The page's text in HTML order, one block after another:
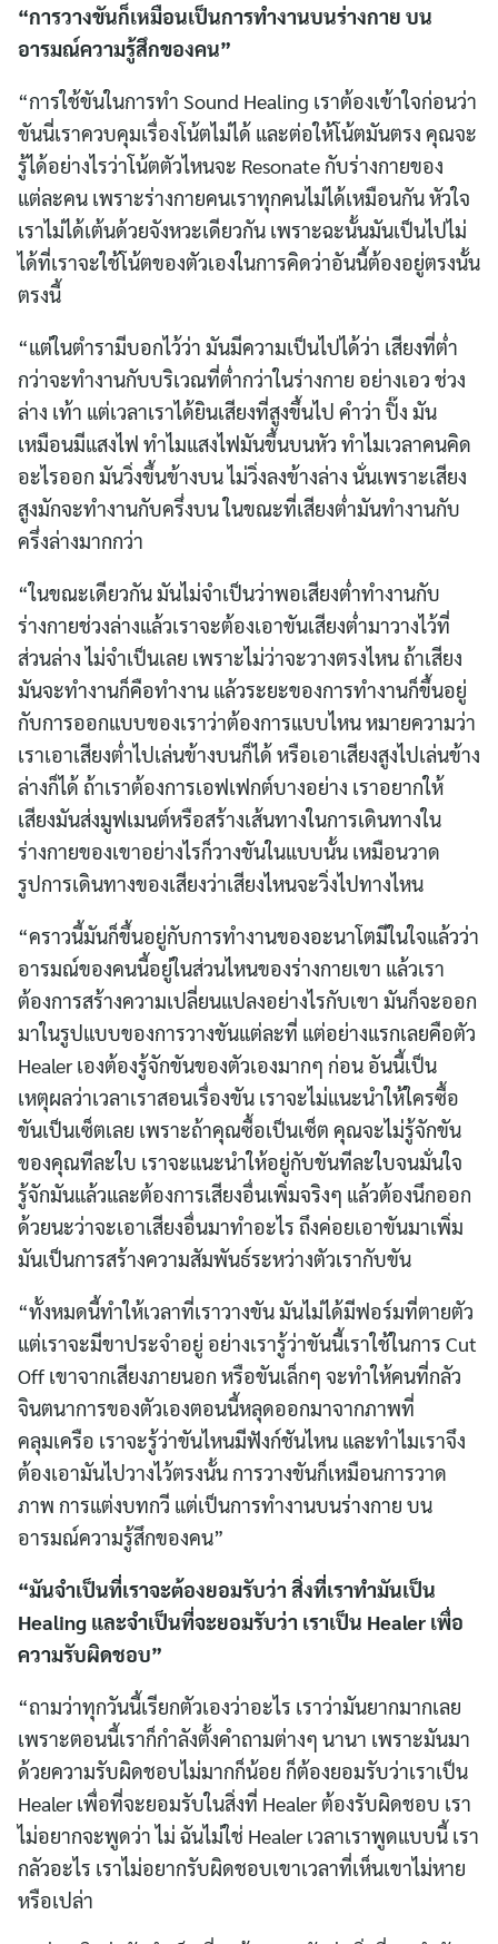
“การวางขันก็เหมือนเป็นการทำงานบนร่างกาย บน
อารมณ์ความรู้สึกของคน”
“การใช้ขันในการทำ Sound Healing เราต้องเข้าใจก่อนว่า
ขันนี่เราควบคุมเรื่องโน้ตไม่ได้ และต่อให้โน้ตมันตรง คุณจะ
รู้ได้อย่างไรว่าโน้ตตัวไหนจะ Resonate กับร่างกายของ
แต่ละคน เพราะร่างกายคนเราทุกคนไม่ได้เหมือนกัน หัวใจ
เราไม่ได้เต้นด้วยจังหวะเดียวกัน เพราะฉะนั้นมันเป็นไปไม่
ได้ที่เราจะใช้โน้ตของตัวเองในการคิดว่าอันนี้ต้องอยู่ตรงนั้น
ตรงนี้
“แต่ในตำรามีบอกไว้ว่า มันมีความเป็นไปได้ว่า เสียงที่ต่ำ
กว่าจะทำงานกับบริเวณที่ต่ำกว่าในร่างกาย อย่างเอว ช่วง
ล่าง เท้า แต่เวลาเราได้ยินเสียงที่สูงขึ้นไป คำว่า ปิ๊ง มัน
เหมือนมีแสงไฟ ทำไมแสงไฟมันขึ้นบนหัว ทำไมเวลาคนคิด
อะไรออก มันวิ่งขึ้นข้างบน ไม่วิ่งลงข้างล่าง นั่นเพราะเสียง
สูงมักจะทำงานกับครึ่งบน ในขณะที่เสียงต่ำมันทำงานกับ
ครึ่งล่างมากกว่า
“ในขณะเดียวกัน มันไม่จำเป็นว่าพอเสียงต่ำทำงานกับ
ร่างกายช่วงล่างแล้วเราจะต้องเอาขันเสียงต่ำมาวางไว้ที่
ส่วนล่าง ไม่จำเป็นเลย เพราะไม่ว่าจะวางตรงไหน ถ้าเสียง
มันจะทำงานก็คือทำงาน แล้วระยะของการทำงานก็ขึ้นอยู่
กับการออกแบบของเราว่าต้องการแบบไหน หมายความว่า
เราเอาเสียงต่ำไปเล่นข้างบนก็ได้ หรือเอาเสียงสูงไปเล่นข้าง
ล่างก็ได้ ถ้าเราต้องการเอฟเฟกต์บางอย่าง เราอยากให้
เสียงมันส่งมูฟเมนต์หรือสร้างเส้นทางในการเดินทางใน
ร่างกายของเขาอย่างไรก็วางขันในแบบนั้น เหมือนวาด
รูปการเดินทางของเสียงว่าเสียงไหนจะวิ่งไปทางไหน
“คราวนี้มันก็ขึ้นอยู่กับการทำงานของอะนาโตมีในใจแล้วว่า
อารมณ์ของคนนี้อยู่ในส่วนไหนของร่างกายเขา แล้วเรา
ต้องการสร้างความเปลี่ยนแปลงอย่างไรกับเขา มันก็จะออก
มาในรูปแบบของการวางขันแต่ละที่ แต่อย่างแรกเลยคือตัว
Healer เองต้องรู้จักขันของตัวเองมากๆ ก่อน อันนี้เป็น
เหตุผลว่าเวลาเราสอนเรื่องขัน เราจะไม่แนะนำให้ใครซื้อ
ขันเป็นเซ็ตเลย เพราะถ้าคุณซื้อเป็นเซ็ต คุณจะไม่รู้จักขัน
ของคุณทีละใบ เราจะแนะนำให้อยู่กับขันทีละใบจนมั่นใจ
รู้จักมันแล้วและต้องการเสียงอื่นเพิ่มจริงๆ แล้วต้องนึกออก
ด้วยนะว่าจะเอาเสียงอื่นมาทำอะไร ถึงค่อยเอาขันมาเพิ่ม
มันเป็นการสร้างความสัมพันธ์ระหว่างตัวเรากับขัน
“ทั้งหมดนี้ทำให้เวลาที่เราวางขัน มันไม่ได้มีฟอร์มที่ตายตัว
แต่เราจะมีขาประจำอยู่ อย่างเรารู้ว่าขันนี้เราใช้ในการ Cut
Off เขาจากเสียงภายนอก หรือขันเล็กๆ จะทำให้คนที่กลัว
จินตนาการของตัวเองตอนนี้หลุดออกมาจากภาพที่
คลุมเครือ เราจะรู้ว่าขันไหนมีฟังก์ชันไหน และทำไมเราจึง
ต้องเอามันไปวางไว้ตรงนั้น การวางขันก็เหมือนการวาด
ภาพ การแต่งบทกวี แต่เป็นการทำงานบนร่างกาย บน
อารมณ์ความรู้สึกของคน”
“มันจำเป็นที่เราจะต้องยอมรับว่า สิ่งที่เราทำมันเป็น
Healing และจำเป็นที่จะยอมรับว่า เราเป็น Healer เพื่อ
ความรับผิดชอบ”
“ถามว่าทุกวันนี้เรียกตัวเองว่าอะไร เราว่ามันยากมากเลย
เพราะตอนนี้เราก็กำลังตั้งคำถามต่างๆ นานา เพราะมันมา
ด้วยความรับผิดชอบไม่มากก็น้อย ก็ต้องยอมรับว่าเราเป็น
Healer เพื่อที่จะยอมรับในสิ่งที่ Healer ต้องรับผิดชอบ เรา
ไม่อยากจะพูดว่า ไม่ ฉันไม่ใช่ Healer เวลาเราพูดแบบนี้ เรา
กลัวอะไร เราไม่อยากรับผิดชอบเขาเวลาที่เห็นเขาไม่หาย
หรือเปล่า